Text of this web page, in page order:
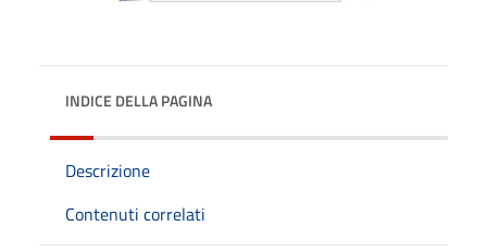
INDICE DELLA PAGINA
Descrizione
Contenuti correlati